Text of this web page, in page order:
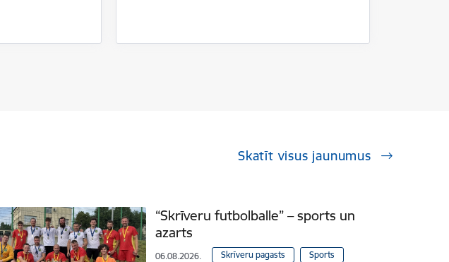
Skatīt visus jaunumus
“Skrīveru futbolballe” – sports un
azarts
06.08.2026. Skrīveru pagasts Sports